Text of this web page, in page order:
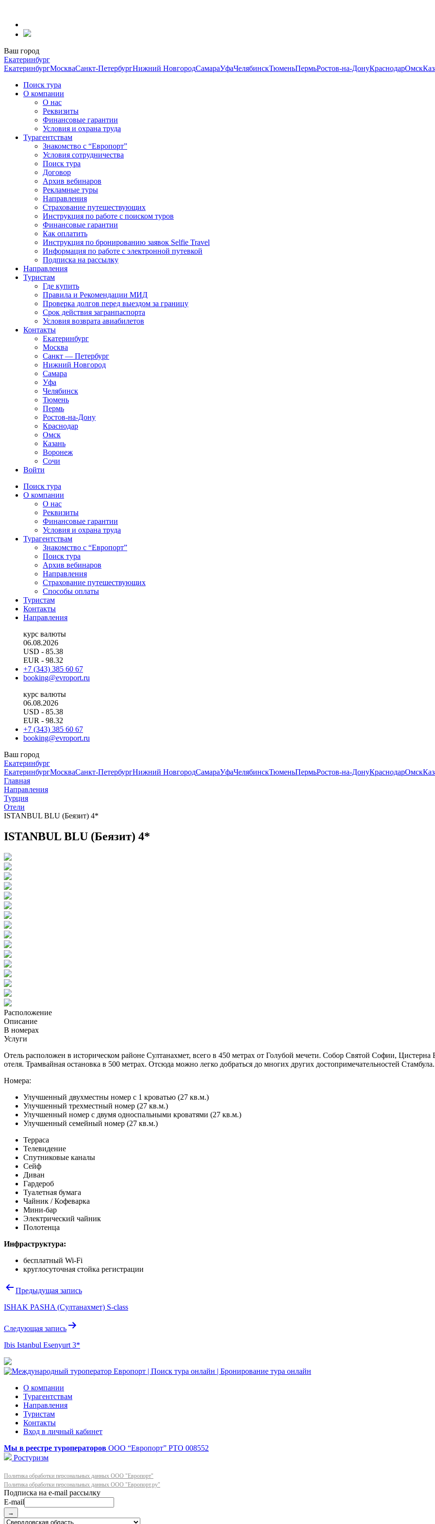
содержанию
Ваш город
Екатеринбург
ЕкатеринбургМоскваСанкт-ПетербургНижний НовгородСамараУфаЧелябинскТюменьПермьРостов-на-ДонуКраснодарОмск
Поиск тура
О компании
О нас
Реквизиты
Финансовые гарантии
Условия и охрана труда
Турагентствам
Знакомство с “Европорт”
Условия сотрудничества
Поиск тура
Договор
Архив вебинаров
Рекламные туры
Направления
Страхование путешествующих
Инструкция по работе с поиском туров
Финансовые гарантии
Как оплатить
Инструкция по бронированию заявок Selfie Travel
Информация по работе с электронной путевкой
Подписка на рассылку
Направления
Туристам
Где купить
Правила и Рекомендации МИД
Проверка долгов перед выездом за границу
Срок действия загранпаспорта
Условия возврата авиабилетов
Контакты
Екатеринбург
Москва
Санкт — Петербург
Нижний Новгород
Самара
Уфа
Челябинск
Тюмень
Пермь
Ростов-на-Дону
Краснодар
Омск
Казань
Воронеж
Сочи
Войти
Поиск тура
О компании
О нас
Реквизиты
Финансовые гарантии
Условия и охрана труда
Турагентствам
Знакомство с “Европорт”
Поиск тура
Архив вебинаров
Направления
Страхование путешествующих
Способы оплаты
Туристам
Контакты
Направления
курс валюты
06.08.2026
USD - 85.38
EUR - 98.32
+7 (343) 385 60 67
booking@evroport.ru
курс валюты
06.08.2026
USD - 85.38
EUR - 98.32
+7 (343) 385 60 67
booking@evroport.ru
Ваш город
Екатеринбург
ЕкатеринбургМоскваСанкт-ПетербургНижний НовгородСамараУфаЧелябинскТюменьПермьРостов-на-ДонуКраснодарОмск
Главная
Направления
Турция
Отели
ISTANBUL BLU (Беязит) 4*
ISTANBUL BLU (Беязит) 4*
Расположение
Описание
В номерах
Услуги
Отель расположен в историческом районе Султанахмет, всего в 450 метрах от Голубой мечети. Собор Святой Софии,
отеля. Трамвайная остановка в 500 метрах. Отсюда можно легко добраться до многих других достопримечательностей Стамбула.
Номера:
Улучшенный двухместны номер с 1 кроватью (27 кв.м.)
Улучшенный трехместный номер (27 кв.м.)
Улучшенный номер с двумя односпальными кроватями (27 кв.м.)
Улучшенный семейный номер (27 кв.м.)
Терраса
Телевидение
Спутниковые каналы
Сейф
Диван
Гардероб
Туалетная бумага
Чайник / Кофеварка
Мини-бар
Электрический чайник
Полотенца
Инфраструктура:
бесплатный Wi-Fi
круглосуточная стойка регистрации
Навигация
записям
Предыдущая запись
ISHAK PASHA (Султанахмет) S-class
Следующая запись
Ibis Istanbul Esenyurt 3*
О компании
Турагентствам
Направления
Туристам
Контакты
Вход в личный кабинет
Мы в реестре туроператоров ООО “Европорт” РТО 008552
Ростуризм
Политика обработки персональных данных ООО "Европорт"
Политика обработки персональных данных ООО "Европорт.ру"
E-mail
→